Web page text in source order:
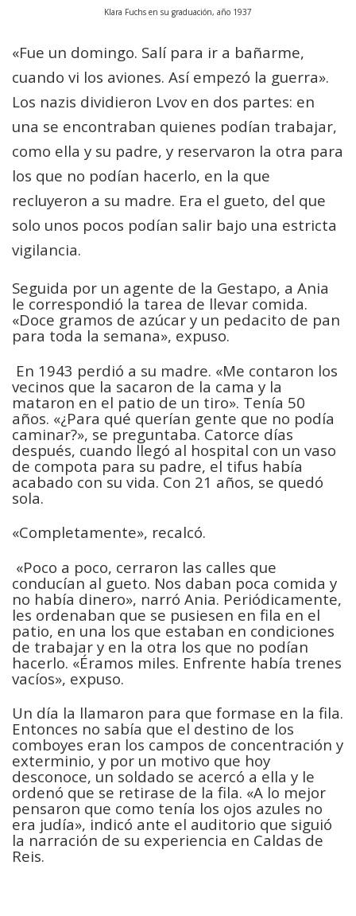
Klara Fuchs en su graduación, año 1937
«Fue un domingo. Salí para ir a bañarme,
cuando vi los aviones. Así empezó la guerra».
Los nazis dividieron Lvov en dos partes: en
una se encontraban quienes podían trabajar,
como ella y su padre, y reservaron la otra para
los que no podían hacerlo, en la que
recluyeron a su madre. Era el gueto, del que
solo unos pocos podían salir bajo una estricta
vigilancia.
Seguida por un agente de la Gestapo, a Ania
le correspondió la tarea de llevar comida.
«Doce gramos de azúcar y un pedacito de pan
para toda la semana», expuso.
En 1943 perdió a su madre. «Me contaron los
vecinos que la sacaron de la cama y la
mataron en el patio de un tiro». Tenía 50
años. «¿Para qué querían gente que no podía
caminar?», se preguntaba. Catorce días
después, cuando llegó al hospital con un vaso
de compota para su padre, el tifus había
acabado con su vida. Con 21 años, se quedó
sola.
«Completamente», recalcó.
«Poco a poco, cerraron las calles que
conducían al gueto. Nos daban poca comida y
no había dinero», narró Ania. Periódicamente,
les ordenaban que se pusiesen en fila en el
patio, en una los que estaban en condiciones
de trabajar y en la otra los que no podían
hacerlo. «Éramos miles. Enfrente había trenes
vacíos», expuso.
Un día la llamaron para que formase en la fila.
Entonces no sabía que el destino de los
comboyes eran los campos de concentración y
exterminio, y por un motivo que hoy
desconoce, un soldado se acercó a ella y le
ordenó que se retirase de la fila. «A lo mejor
pensaron que como tenía los ojos azules no
era judía», indicó ante el auditorio que siguió
la narración de su experiencia en Caldas de
Reis.